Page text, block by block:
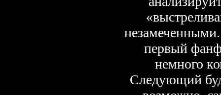
первый
немного
Следующий